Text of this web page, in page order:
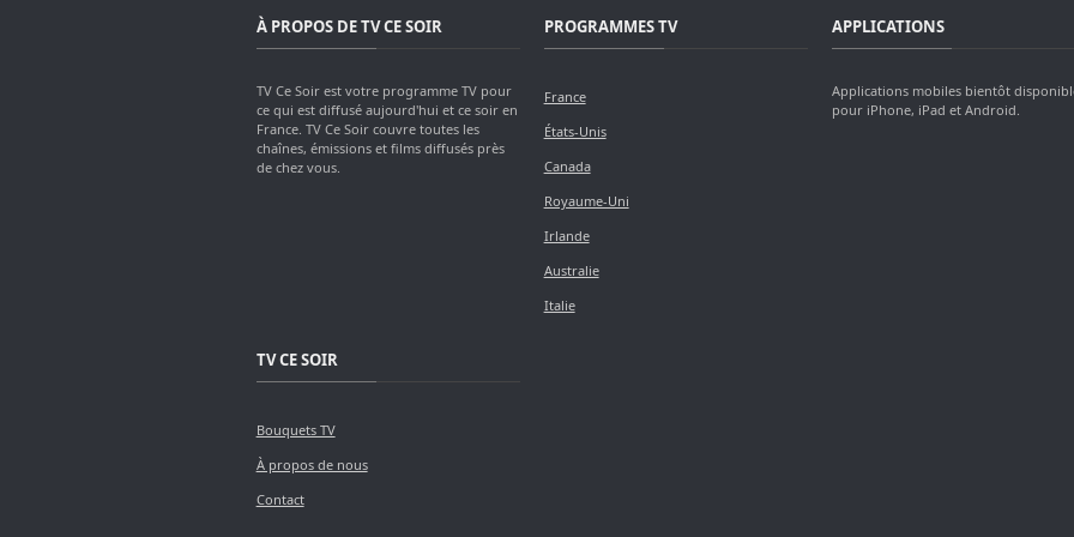
À PROPOS DE TV CE SOIR
TV Ce Soir est votre programme TV pour
ce qui est diffusé aujourd'hui et ce soir en
France. TV Ce Soir couvre toutes les
chaînes, émissions et films diffusés près
de chez vous.
PROGRAMMES TV
France
États-Unis
Canada
Royaume-Uni
Irlande
Australie
Italie
APPLICATIONS
Applications mobiles bientôt
pour iPhone, iPad et Android.
TV CE SOIR
Bouquets TV
À propos de nous
Contact